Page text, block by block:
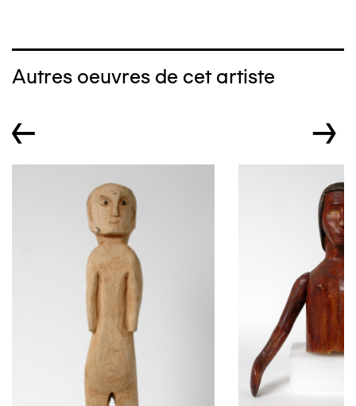
Autres oeuvres de cet artiste
← →